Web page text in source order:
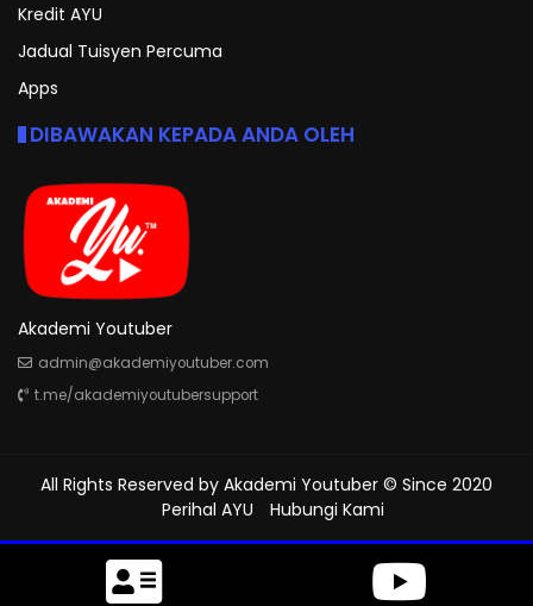
Kredit AYU
Jadual Tuisyen Percuma
Apps
DIBAWAKAN KEPADA ANDA OLEH
Akademi Youtuber
admin@akademiyoutuber.com
t.me/akademiyoutubersupport
All Rights Reserved by Akademi Youtuber © Since 2020
Perihal AYU
Hubungi Kami